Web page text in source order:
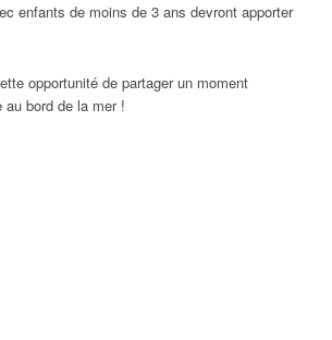
enfants de moins de 3 ans devront apporter
opportunité de partager un moment
bord de la mer !